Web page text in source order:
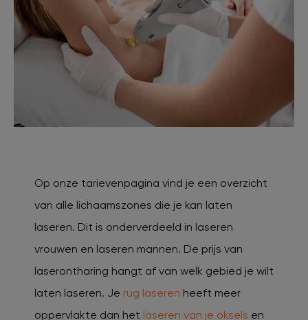
Op onze tarievenpagina vind je een overzicht
van alle lichaamszones die je kan laten
laseren. Dit is onderverdeeld in laseren
vrouwen en laseren mannen. De prijs van
laserontharing hangt af van welk gebied je wilt
laten laseren. Je rug laseren heeft meer
oppervlakte dan het laseren van je oksels en